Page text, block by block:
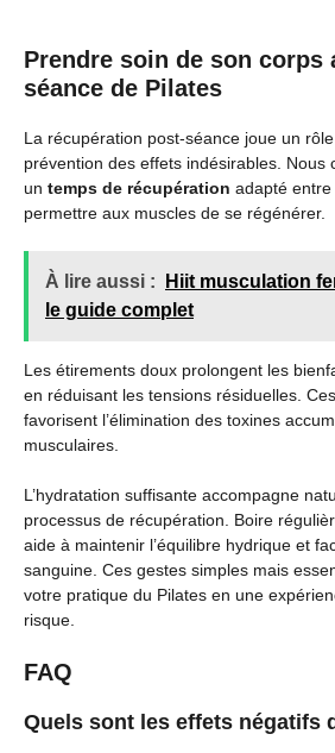
Prendre soin de son corps
séance de Pilates
La récupération post-séance joue un
prévention des effets indésirables. Nous
un temps de récupération adapté
permettre aux muscles de se régénérer.
À lire aussi :
Hiit musculation
le guide complet
Les étirements doux prolongent les
en réduisant les tensions résiduelles.
favorisent l’élimination des toxines
musculaires.
L’hydratation suffisante accompagne
processus de récupération. Boire
aide à maintenir l’équilibre hydrique et
sanguine. Ces gestes simples mais
votre pratique du Pilates en une
risque.
FAQ
Quels sont les effets négatifs